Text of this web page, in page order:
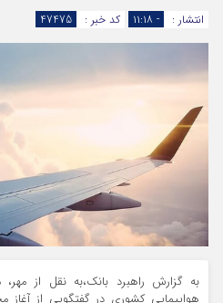
انتشار : - ۱۱:۱۸ کد خبر : 47475
به گزارش راهبرد بانک،به نقل از
هواپیمایی کشوری در گفتگویی از